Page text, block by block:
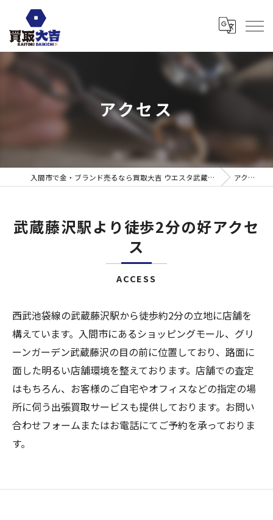
アクセス
入間市で金・ブランド売るなら買取大吉 ウエスタ武蔵藤沢店 アクセス
武蔵藤沢駅より徒歩2分の好アクセ
ス
ACCESS
西武池袋線の武蔵藤沢駅から徒歩約2分の立地に店舗を
構えています。入間市にあるショッピングモール、グリ
ーンガーデン武蔵藤沢の目の前に位置しており、路面に
面した明るい店舗環境を整えております。店舗での査定
はもちろん、お客様のご自宅やオフィスなどの指定の場
所に伺う出張買取サービスも提供しております。お問い
合わせフォームまたはお電話にてご予約を承っておりま
す。